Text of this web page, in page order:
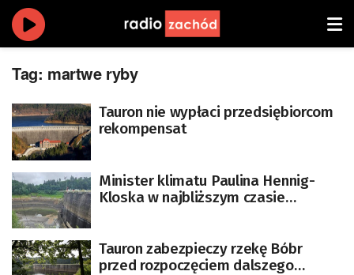
Tag: martwe ryby
Tauron nie wypłaci przedsiębiorcom
rekompensat
Minister klimatu Paulina Hennig-
Kloska w najbliższym czasie
Tauron zabezpieczy rzekę Bóbr
przed rozpoczęciem dalszego